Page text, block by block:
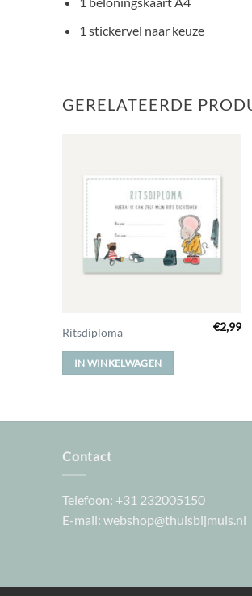
1 stickervel naar keuze
GERELATEERDE
Toevoegen
Ritsdiploma €2,99
IN WINKELWAGEN
Contact
Telefoon: +31 232005150
E-mail: webshop@thuisbijmuis.nl